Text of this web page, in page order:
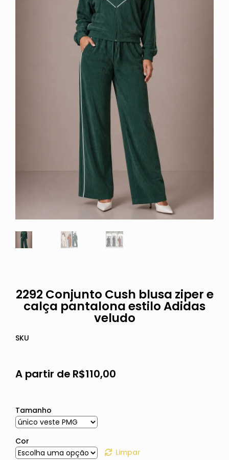
2292 Conjunto Cush blusa ziper e
calça pantalona estilo Adidas
veludo
SKU
A partir de R$110,00
Tamanho
Cor
Limpar